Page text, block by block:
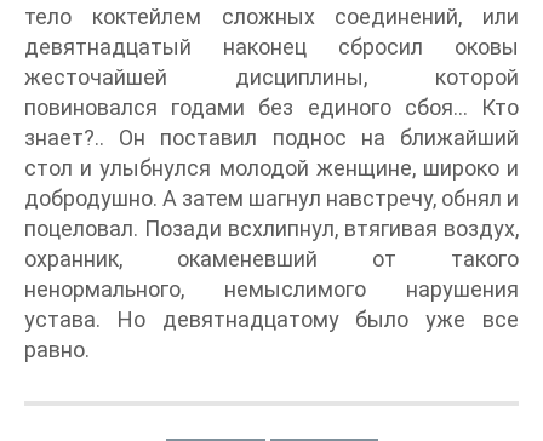
тело коктейлем сложных соединений, или
девятнадцатый наконец сбросил оковы
жесточайшей дисциплины, которой
повиновался годами без единого сбоя… Кто
знает?.. Он поставил поднос на ближайший
стол и улыбнулся молодой женщине, широко и
добродушно. А затем шагнул навстречу, обнял и
поцеловал. Позади всхлипнул, втягивая воздух,
охранник, окаменевший от такого
ненормального, немыслимого нарушения
устава. Но девятнадцатому было уже все
равно.